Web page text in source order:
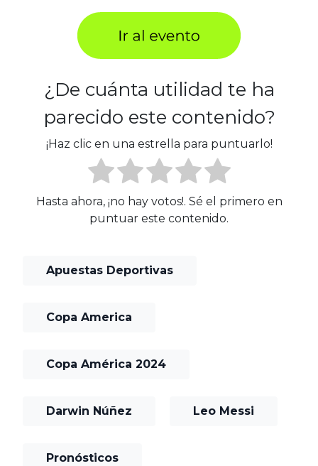
¿De cuánta utilidad te ha
parecido este contenido?
¡Haz clic en una estrella para puntuarlo!
Hasta ahora, ¡no hay votos!. Sé el primero en
puntuar este contenido.
Apuestas Deportivas
Copa America
Copa América 2024
Darwin Núñez Leo Messi
Pronósticos